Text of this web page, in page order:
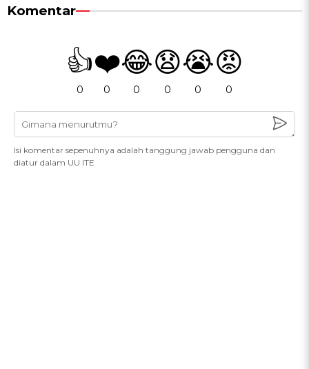
Komentar
👍
0
❤️
0
😂
0
😧
0
😭
0
😡
0
Isi komentar sepenuhnya adalah tanggung jawab pengguna dan
diatur dalam UU ITE